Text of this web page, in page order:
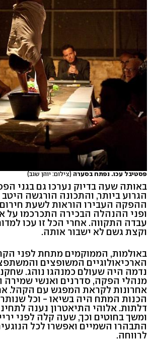
פסטיבל עכו. נפתח בסערה (צילום: יוהן שגב)
באותה שעה בדיוק נערכו גם בגני
הגרוע ביותר, והתכונה הורגשה היטב
ההפקה העבירו הוראות לשעת
ופני ההנהלה הבכירה התכרכמו על
עבדה התקווה. אחרי הכל זו עכו
וקצת גשם לא ישבור אותה.
באולמות, הממוקמים מתחת לפני
הארכיאולוגיים המשופצים
נדמה היה שעולם כמנהגו נוהג.
מנהלי הפקה, סדרנים ואנשי שמירה
אחרונות לקראת המפגש עם הקהל.
הכנות המתח היה בשיאו - וכל
דלתות. אלוהי התיאטרון נענה
ומשך בחוטים וכך, שעה קלה לפני
התבהרו השמיים ואפשרו לכל
לרווחה.